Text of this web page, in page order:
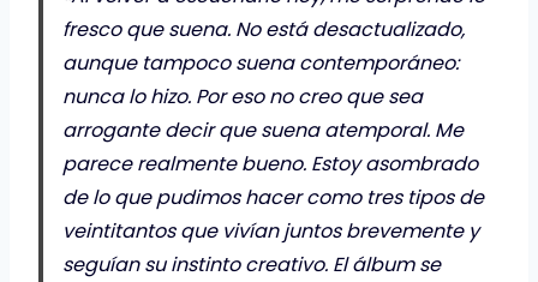
fresco que suena. No está desactualizado,
aunque tampoco suena contemporáneo:
nunca lo hizo. Por eso no creo que sea
arrogante decir que suena atemporal. Me
parece realmente bueno. Estoy asombrado
de lo que pudimos hacer como tres tipos de
veintitantos que vivían juntos brevemente y
seguían su instinto creativo. El álbum se